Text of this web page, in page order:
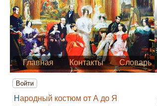
Главная Контакты Словарь
Войти
Народный костюм от А до Я